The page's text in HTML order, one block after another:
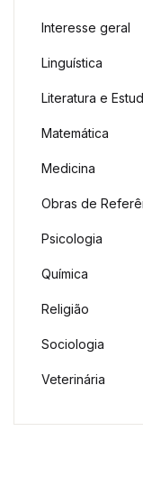
Interesse geral
Linguística
Literatura e
Matemática
Medicina
Obras de
Psicologia
Química
Religião
Sociologia
Veterinária